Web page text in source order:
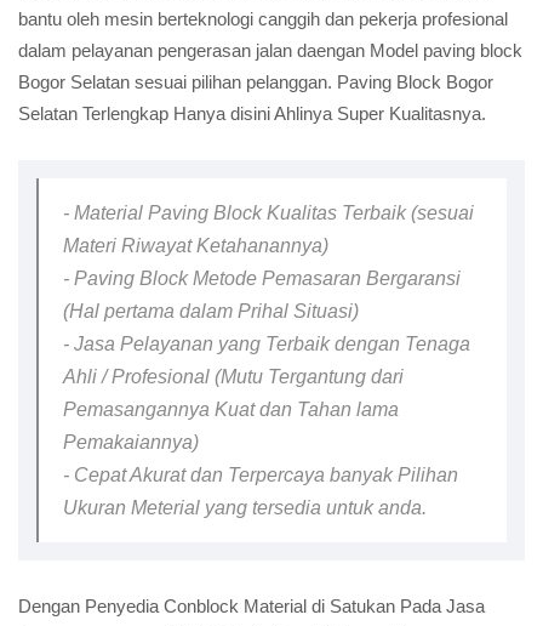
bantu oleh mesin berteknologi canggih dan pekerja profesional
dalam pelayanan pengerasan jalan daengan Model paving block
Bogor Selatan sesuai pilihan pelanggan. Paving Block Bogor
Selatan Terlengkap Hanya disini Ahlinya Super Kualitasnya.
- Material Paving Block Kualitas Terbaik (sesuai
Materi Riwayat Ketahanannya)
- Paving Block Metode Pemasaran Bergaransi
(Hal pertama dalam Prihal Situasi)
- Jasa Pelayanan yang Terbaik dengan Tenaga
Ahli / Profesional (Mutu Tergantung dari
Pemasangannya Kuat dan Tahan lama
Pemakaiannya)
- Cepat Akurat dan Terpercaya banyak Pilihan
Ukuran Meterial yang tersedia untuk anda.
Dengan Penyedia Conblock Material di Satukan Pada Jasa